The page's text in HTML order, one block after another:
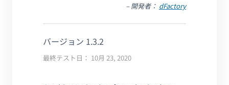
– 開発者： dFactory
バージョン 1.3.2
最終テスト日： 10月 23, 2020